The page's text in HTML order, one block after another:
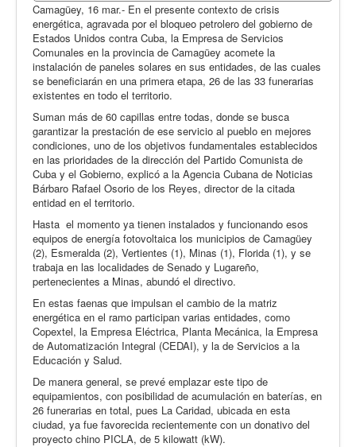
Camagüey, 16 mar.- En el presente contexto de crisis
energética, agravada por el bloqueo petrolero del gobierno de
Estados Unidos contra Cuba, la Empresa de Servicios
Comunales en la provincia de Camagüey acomete la
instalación de paneles solares en sus entidades, de las cuales
se beneficiarán en una primera etapa, 26 de las 33 funerarias
existentes en todo el territorio.
Suman más de 60 capillas entre todas, donde se busca
garantizar la prestación de ese servicio al pueblo en mejores
condiciones, uno de los objetivos fundamentales establecidos
en las prioridades de la dirección del Partido Comunista de
Cuba y el Gobierno, explicó a la Agencia Cubana de Noticias
Bárbaro Rafael Osorio de los Reyes, director de la citada
entidad en el territorio.
Hasta el momento ya tienen instalados y funcionando esos
equipos de energía fotovoltaica los municipios de Camagüey
(2), Esmeralda (2), Vertientes (1), Minas (1), Florida (1), y se
trabaja en las localidades de Senado y Lugareño,
pertenecientes a Minas, abundó el directivo.
En estas faenas que impulsan el cambio de la matriz
energética en el ramo participan varias entidades, como
Copextel, la Empresa Eléctrica, Planta Mecánica, la Empresa
de Automatización Integral (CEDAI), y la de Servicios a la
Educación y Salud.
De manera general, se prevé emplazar este tipo de
equipamientos, con posibilidad de acumulación en baterías, en
26 funerarias en total, pues La Caridad, ubicada en esta
ciudad, ya fue favorecida recientemente con un donativo del
proyecto chino PICLA, de 5 kilowatt (kW).